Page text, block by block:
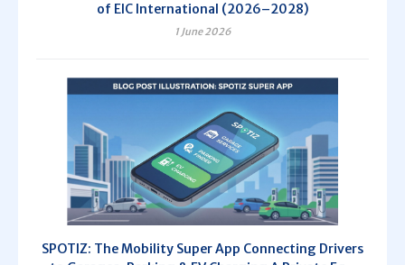
of EIC International (2026–2028)
1 June 2026
SPOTIZ: The Mobility Super App Connecting Drivers